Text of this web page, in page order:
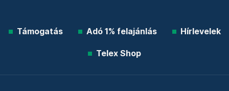
Támogatás Adó 1% felajánlás Hírlevelek
Telex Shop